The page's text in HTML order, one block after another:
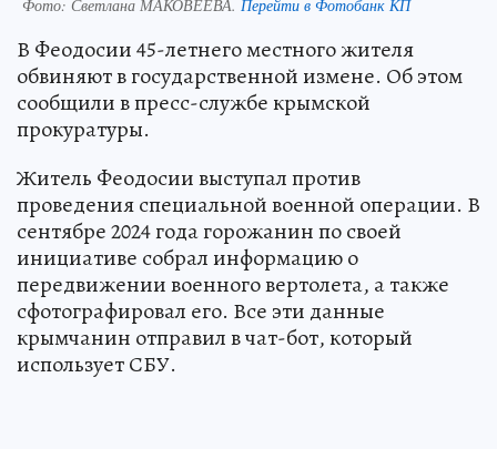
Фото: Светлана МАКОВЕЕВА. Перейти в Фотобанк КП
В Феодосии 45-летнего местного жителя
обвиняют в государственной измене. Об этом
сообщили в пресс-службе крымской
прокуратуры.
Житель Феодосии выступал против
проведения специальной военной операции. В
сентябре 2024 года горожанин по своей
инициативе собрал информацию о
передвижении военного вертолета, а также
сфотографировал его. Все эти данные
крымчанин отправил в чат-бот, который
использует СБУ.